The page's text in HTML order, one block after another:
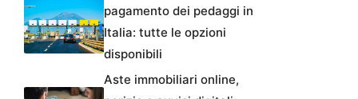
pagamento dei pedaggi in
Italia: tutte le opzioni
disponibili
Aste immobiliari online,